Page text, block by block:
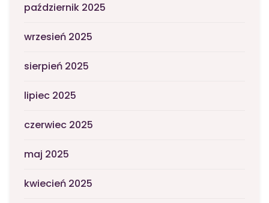
październik 2025
wrzesień 2025
sierpień 2025
lipiec 2025
czerwiec 2025
maj 2025
kwiecień 2025